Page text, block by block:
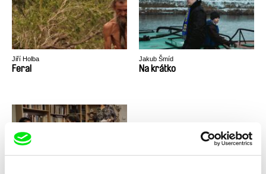
Jiří Holba
Feral
Jakub Šmíd
Na krátko